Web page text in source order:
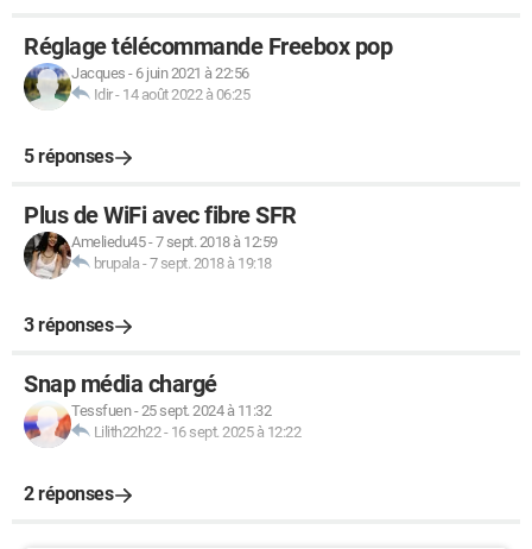
Réglage télécommande Freebox pop
Jacques - 6 juin 2021 à 22:56
Idir- 14 août 2022 à 06:25
5 réponses
Plus de WiFi avec fibre SFR
Ameliedu45-7 sept. 2018 à 12:59
brupala -7 sept. 2018 à 19:18
3 réponses
Snap média chargé
Tessfuen-25 sept. 2024 à 11:32
Lilith22h22- 16 sept. 2025 à 12:22
2 réponses